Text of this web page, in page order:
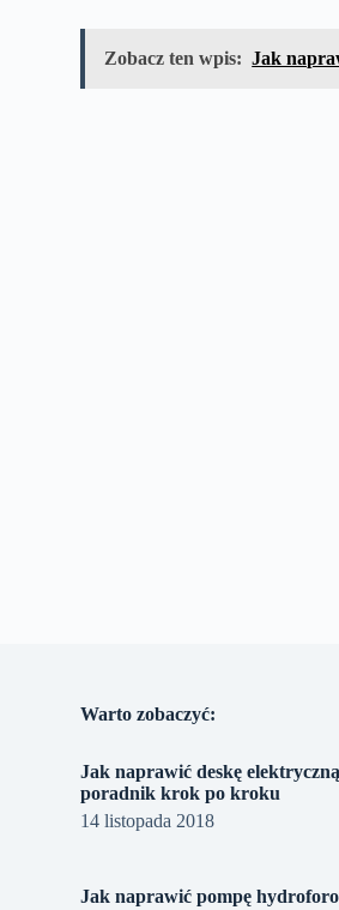
Zobacz ten wpis: Jak
Warto zobaczyć:
Jak naprawić deskę
poradnik krok po kroku
14 listopada 2018
Jak naprawić pompę